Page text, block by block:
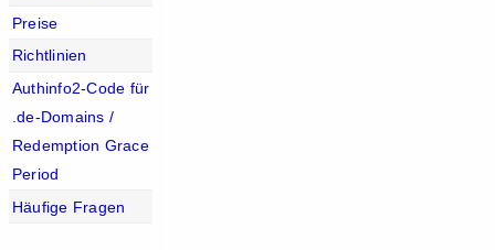
Preise
Richtlinien
Authinfo2-Code für
.de-Domains /
Redemption Grace
Period
Häufige Fragen